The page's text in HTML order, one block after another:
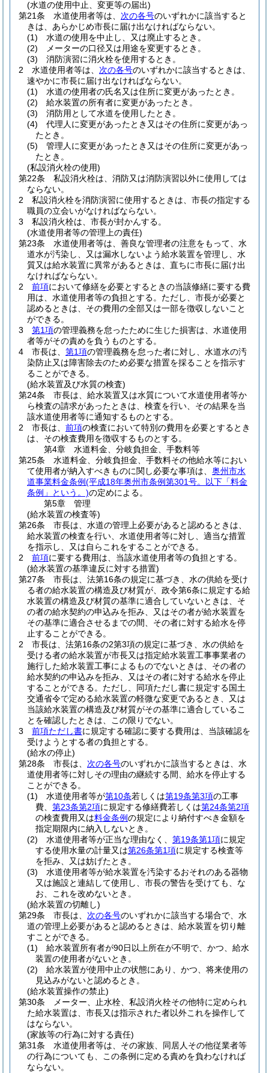
(水道の使用中止、変更等の届出)
第21条
水道使用者等は、 次の各号のいずれかに該当すると
きは、あらかじめ市長に届け出なければならない。
(1)
水道の使用を中止し、又は廃止するとき。
(2)
メーターの口径又は用途を変更するとき。
(3)
消防演習に消火栓を使用するとき。
2
水道使用者等は、 次の各号のいずれかに該当するときは、
速やかに市長に届け出なければならない。
(1)
水道の使用者の氏名又は住所に変更があったとき。
(2)
給水装置の所有者に変更があったとき。
(3)
消防用として水道を使用したとき。
(4)
代理人に変更があったとき又はその住所に変更があっ
たとき。
(5)
管理人に変更があったとき又はその住所に変更があっ
たとき。
(私設消火栓の使用)
第22条
私設消火栓は、消防又は消防演習以外に使用しては
ならない。
2
私設消火栓を消防演習に使用するときは、市長の指定する
職員の立会いがなければならない。
3
私設消火栓は、市長が封かんする。
(水道使用者等の管理上の責任)
第23条
水道使用者等は、善良な管理者の注意をもって、水
道水が汚染し、又は漏水しないよう給水装置を管理し、水
質又は給水装置に異常があるときは、直ちに市長に届け出
なければならない。
2
前項において修繕を必要とするときの当該修繕に要する費
用は、水道使用者等の負担とする。 ただし、市長が必要と
認めるときは、その費用の全部又は一部を徴収しないこと
ができる。
3
第1項の管理義務を怠ったために生じた損害は、水道使用
者等がその責めを負うものとする。
4
市長は、 第1項の管理義務を怠った者に対し、水道水の汚
染防止又は障害除去のため必要な措置を採ることを指示す
ることができる。
(給水装置及び水質の検査)
第24条
市長は、給水装置又は水質について水道使用者等か
ら検査の請求があったときは、検査を行い、その結果を当
該水道使用者等に通知するものとする。
2
市長は、 前項の検査において特別の費用を必要とするとき
は、その検査費用を徴収するものとする。
第4章
水道料金、分岐負担金、手数料等
第25条
水道料金、分岐負担金、手数料その他給水等におい
て使用者が納入すべきものに関し必要な事項は、 奥州市水
道事業料金条例(平成18年奥州市条例第301号。以下「料金
条例」という。)の定めによる。
第5章
管理
(給水装置の検査等)
第26条
市長は、水道の管理上必要があると認めるときは、
給水装置の検査を行い、水道使用者等に対し、適当な措置
を指示し、又は自らこれをすることができる。
2
前項に要する費用は、当該水道使用者等の負担とする。
(給水装置の基準違反に対する措置)
第27条
市長は、法第16条の規定に基づき、水の供給を受け
る者の給水装置の構造及び材質が、政令第6条に規定する給
水装置の構造及び材質の基準に適合していないときは、そ
の者の給水契約の申込みを拒み、又はその者が給水装置を
その基準に適合させるまでの間、その者に対する給水を停
止することができる。
2
市長は、法第16条の2第3項の規定に基づき、水の供給を
受ける者の給水装置が市長又は指定給水装置工事事業者の
施行した給水装置工事によるものでないときは、その者の
給水契約の申込みを拒み、又はその者に対する給水を停止
することができる。 ただし、同項ただし書に規定する国土
交通省令で定める給水装置の軽微な変更であるとき、又は
当該給水装置の構造及び材質がその基準に適合しているこ
とを確認したときは、この限りでない。
3
前項ただし書に規定する確認に要する費用は、当該確認を
受けようとする者の負担とする。
(給水の停止)
第28条
市長は、 次の各号のいずれかに該当するときは、水
道使用者等に対しその理由の継続する間、給水を停止する
ことができる。
(1)
水道使用者等が第10条若しくは第19条第3項の工事
費、 第23条第2項に規定する修繕費若しくは第24条第2項
の検査費用又は料金条例の規定により納付すべき金額を
指定期限内に納入しないとき。
(2)
水道使用者等が正当な理由なく、 第19条第1項に規定
する使用水量の計量又は第26条第1項に規定する検査等
を拒み、又は妨げたとき。
(3)
水道使用者等が給水装置を汚染するおそれのある器物
又は施設と連結して使用し、市長の警告を受けても、な
お、これを改めないとき。
(給水装置の切離し)
第29条
市長は、 次の各号のいずれかに該当する場合で、水
道の管理上必要があると認めるときは、給水装置を切り離
すことができる。
(1)
給水装置所有者が90日以上所在が不明で、かつ、給水
装置の使用者がないとき。
(2)
給水装置が使用中止の状態にあり、かつ、将来使用の
見込みがないと認めるとき。
(給水装置操作の禁止)
第30条
メーター、止水栓、私設消火栓その他特に定められ
た給水装置は、市長又は指示された者以外これを操作して
はならない。
(家族等の行為に対する責任)
第31条
水道使用者等は、その家族、同居人その他従業者等
の行為についても、この条例に定める責めを負わなければ
ならない。